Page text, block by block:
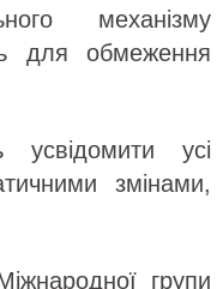
механізму
для обмеження
усвідомити усі
змінами,
групи